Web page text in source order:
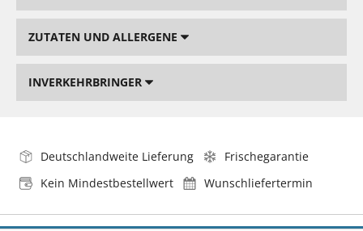
ZUTATEN UND ALLERGENE
INVERKEHRBRINGER
Deutschlandweite Lieferung
Frischegarantie
Kein Mindestbestellwert
Wunschliefertermin